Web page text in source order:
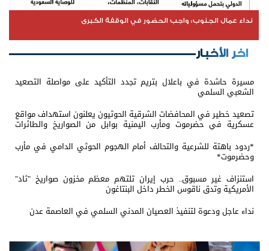
نداء عمال الجنوب: واجب الحضور في الوقفة الكبرى
اخر الأخبار
مسيرة حاشدة في باعلال بتريم تجدد التأكيد على مواصلة التصعيد
الشعبي السلمي
تصعيد خطير في المحافضات الشرقية الحوثيون يعلنون استهداف مواقع
عسكرية في حضرموت ومأرب اليمنية بوابل من الصواريخ والطائرات
*ردود باهتة للشرعية والتحالف أمام الهجوم الحوثي الدامي في مأرب
وحضرموت*
استنزاف غير مسبوق.. حرب إيران تلتهم معظم مخزون صواريخ "ثاد"
الأمريكية وتدق ناقوس الخطر داخل البنتاغون
نداء عاجل ودعوة لتنفيذ العصيان المدني السلمي في العاصمة عدن